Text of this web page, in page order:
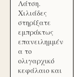
Λάτση.
Χιλιάδες
στηρίξατε
εμπράκτως
επανειλημμέν
α το
ολιγαρχικό
κεφάλαιο και